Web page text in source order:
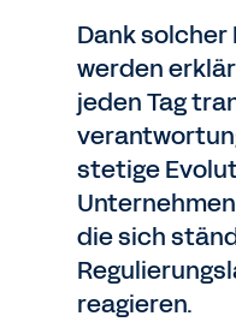
Dank
werden
jeden Tag
stetige
die sich
reagieren.